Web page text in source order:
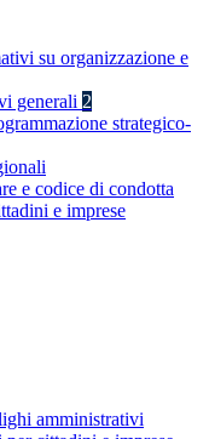
su organizzazione e
generali 2
strategico-
e codice di condotta
e imprese
amministrativi